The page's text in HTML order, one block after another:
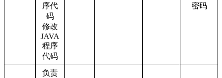
序代
码
修改
JAVA
程序
代码
密码
负责